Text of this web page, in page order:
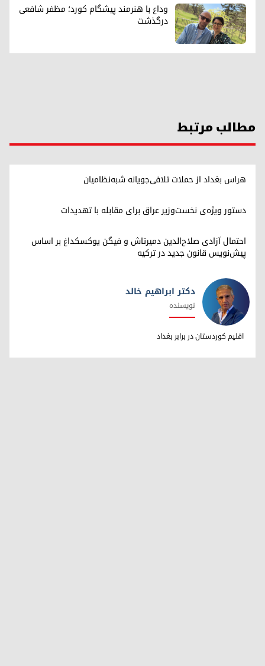
وداع با هنرمند پیشگام کورد؛ مظفر شافعی
درگذشت
مطالب مرتبط
هراس بغداد از حملات تلافی‌جویانه شبه‌نظامیان
دستور ویژه‌ی نخست‌وزیر عراق برای مقابله با تهدیدات
احتمال آزادی صلاح‌الدین دمیرتاش و فیگن یوکسکداغ بر اساس
پیش‌نویس قانون جدید در ترکیه
دکتر ابراهیم خالد
دکتر ابراهیم خالد
نویسنده
اقلیم کوردستان در برابر بغداد